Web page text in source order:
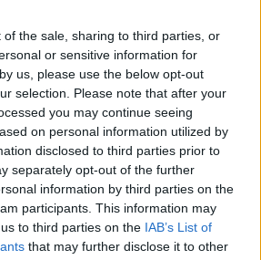
of the sale, sharing to third parties, or
or sensitive information for
us, please use the below opt-out
selection. Please note that after your
you may continue seeing
on personal information utilized by
disclosed to third parties prior to
separately opt-out of the further
information by third parties on the
participants. This information may
to third parties on the IAB’s List of
that may further disclose it to other
Publicidad